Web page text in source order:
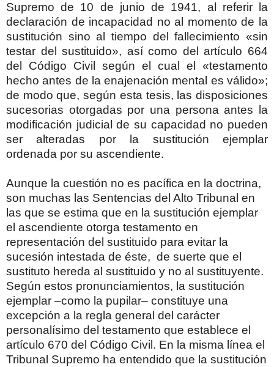
Supremo de 10 de junio de 1941, al referir la
declaración de incapacidad no al momento de la
sustitución sino al tiempo del fallecimiento «sin
testar del sustituido», así como del artículo 664
del Código Civil según el cual el «testamento
hecho antes de la enajenación mental es válido»;
de modo que, según esta tesis, las disposiciones
sucesorias otorgadas por una persona antes la
modificación judicial de su capacidad no pueden
ser alteradas por la sustitución ejemplar
ordenada por su ascendiente.
Aunque la cuestión no es pacífica en la doctrina,
son muchas las Sentencias del Alto Tribunal en
las que se estima que en la sustitución ejemplar
el ascendiente otorga testamento en
representación del sustituido para evitar la
sucesión intestada de éste, de suerte que el
sustituto hereda al sustituido y no al sustituyente.
Según estos pronunciamientos, la sustitución
ejemplar –como la pupilar– constituye una
excepción a la regla general del carácter
personalísimo del testamento que establece el
artículo 670 del Código Civil. En la misma línea el
Tribunal Supremo ha entendido que la sustitución